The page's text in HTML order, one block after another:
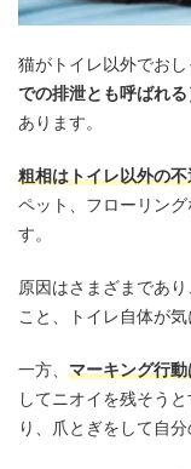
猫がトイレ以外でおし
での排泄とも呼ばれる
あります。
粗相はトイレ以外の
ペット、フローリン
す。
原因はさまざまであ
こと、トイレ自体が気
一方、 マーキング行
してニオイを残そう
り、爪とぎをして自